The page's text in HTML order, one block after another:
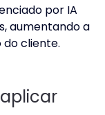
por IA
aumentando a
do cliente.